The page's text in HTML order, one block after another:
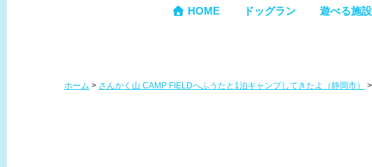
HOME ドッグラン 遊べる施
ホーム > さんかく山 CAMP FIELDへふうたと1泊キャンプしてきたよ（静岡市） >